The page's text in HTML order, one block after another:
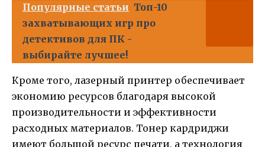
Популярные статьи Топ-10
захватывающих игр про
детективов для ПК -
выбирайте лучшее!
Кроме того, лазерный принтер обеспечивает
экономию ресурсов благодаря высокой
производительности и эффективности
расходных материалов. Тонер кардриджи
имеют большой ресурс печати, а технология